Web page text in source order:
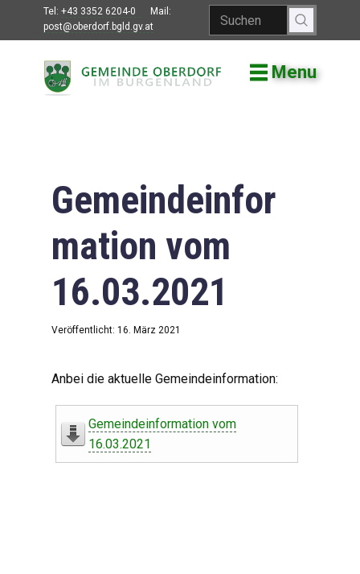
Tel: +43 3352 6204-0
Mail:
post@oberdorf.bgld.gv.at
Menu
Willkommen
Gemeindeamt
Gemeinderat
Bildung
Vereine
Leben in Oberdorf
Gemeindeinfor
mation vom
16.03.2021
Veröffentlicht: 16. März 2021
Anbei die aktuelle Gemeindeinformation:
Gemeindeinformation vom
16.03.2021